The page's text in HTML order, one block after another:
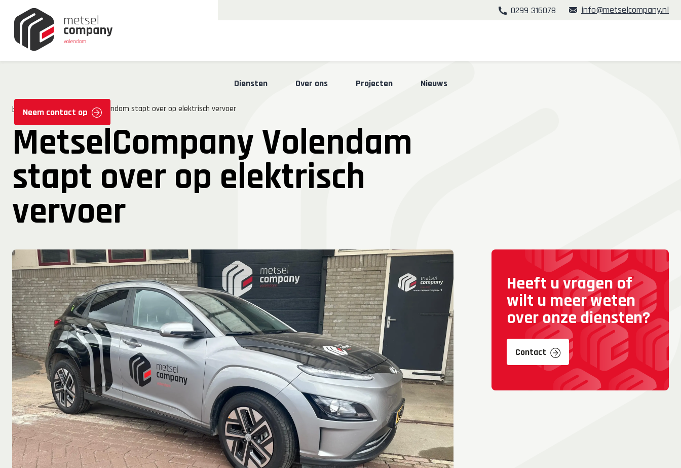
0299 316078 info@metselcompany.nl
Diensten Over ons Projecten Nieuws
Neem contact op
Home MetselCompany Volendam stapt over op elektrisch vervoer
MetselCompany Volendam
stapt over op elektrisch
vervoer
Heeft u vragen of
wilt u meer weten
over onze diensten?
Contact